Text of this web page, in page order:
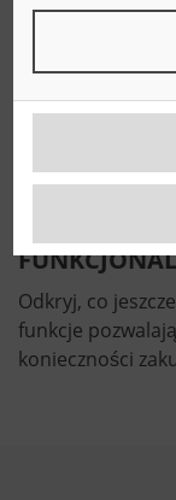
Zwiększ
można
przepustowość.
Odkryj, co
funkcje
konieczności